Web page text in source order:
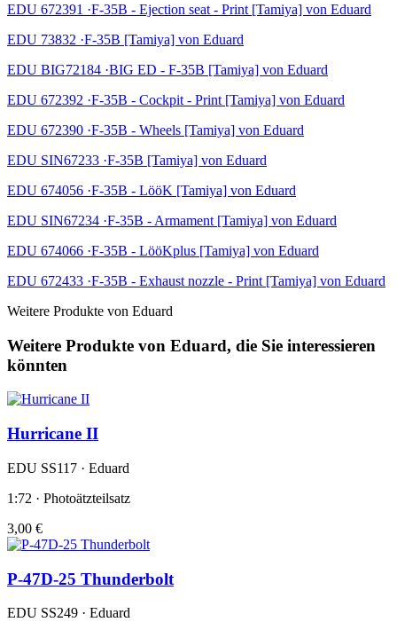
EDU 672391 ·F-35B - Ejection seat - Print [Tamiya] von Eduard
EDU 73832 ·F-35B [Tamiya] von Eduard
EDU BIG72184 ·BIG ED - F-35B [Tamiya] von Eduard
EDU 672392 ·F-35B - Cockpit - Print [Tamiya] von Eduard
EDU 672390 ·F-35B - Wheels [Tamiya] von Eduard
EDU SIN67233 ·F-35B [Tamiya] von Eduard
EDU 674056 ·F-35B - LööK [Tamiya] von Eduard
EDU SIN67234 ·F-35B - Armament [Tamiya] von Eduard
EDU 674066 ·F-35B - LööKplus [Tamiya] von Eduard
EDU 672433 ·F-35B - Exhaust nozzle - Print [Tamiya] von Eduard
Weitere Produkte von Eduard
Weitere Produkte von Eduard, die Sie interessieren
könnten
Hurricane II
EDU SS117 · Eduard
1:72 · Photoätzteilsatz
3,00 €
P-47D-25 Thunderbolt
EDU SS249 · Eduard